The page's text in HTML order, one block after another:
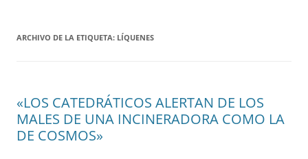
ARCHIVO DE LA ETIQUETA: LÍQUENES
«LOS CATEDRÁTICOS ALERTAN DE LOS
MALES DE UNA INCINERADORA COMO LA